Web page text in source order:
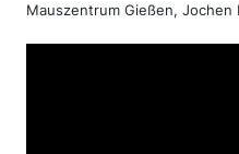
Mauszentrum Gießen, Jochen